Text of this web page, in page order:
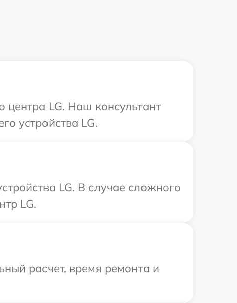
центра LG. Наш консультант
устройства LG.
LG. В случае сложного
LG.
расчет, время ремонта и